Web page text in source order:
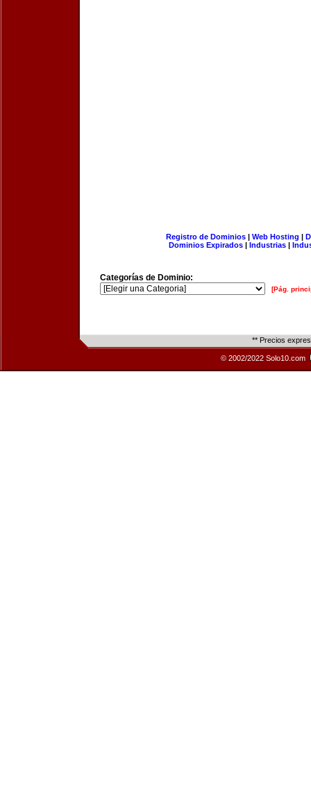
Registro de Dominios| Web Hosting |
Dominios Expirados | Industrias |
Categorías de Dominio:
[Pág.
** Precios
© 2002/2022 Solo10.com